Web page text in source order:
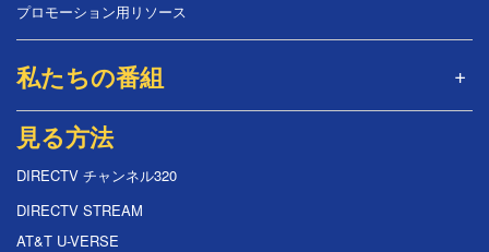
プロモーション用リソース
私たちの番組
見る方法
DIRECTV チャンネル320
DIRECTV STREAM
AT&T U-VERSE